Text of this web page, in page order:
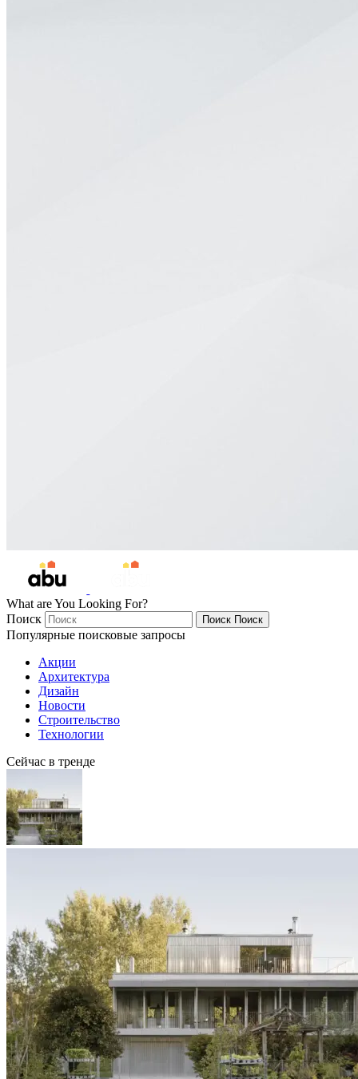
What are You Looking For?
Поиск
Поиск Поиск
Популярные поисковые запросы
Акции
Архитектура
Дизайн
Новости
Строительство
Технологии
Сейчас в тренде